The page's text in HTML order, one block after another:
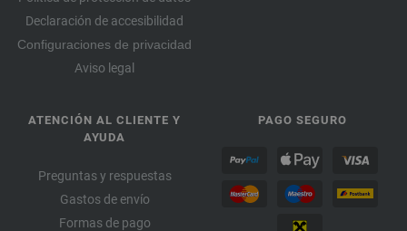
Declaración de accesibilidad
Configuraciones de privacidad
Aviso legal
ATENCIÓN AL CLIENTE Y
AYUDA
Preguntas y respuestas
Gastos de envío
Formas de pago
PAGO SEGURO